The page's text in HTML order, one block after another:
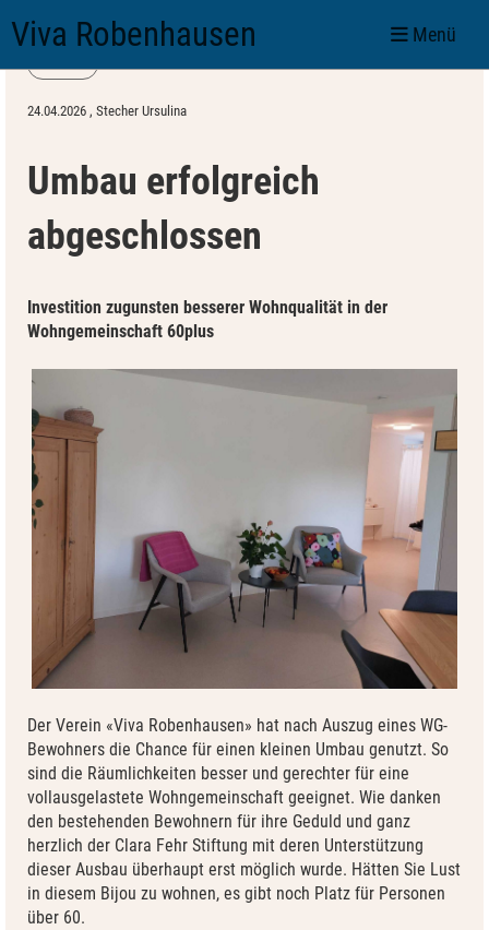
Viva Robenhausen Menü
Zurück
24.04.2026 , Stecher Ursulina
Umbau erfolgreich
abgeschlossen
Investition zugunsten besserer Wohnqualität in der
Wohngemeinschaft 60plus
Der Verein «Viva Robenhausen» hat nach Auszug eines WG-
Bewohners die Chance für einen kleinen Umbau genutzt. So
sind die Räumlichkeiten besser und gerechter für eine
vollausgelastete Wohngemeinschaft geeignet. Wie danken
den bestehenden Bewohnern für ihre Geduld und ganz
herzlich der Clara Fehr Stiftung mit deren Unterstützung
dieser Ausbau überhaupt erst möglich wurde. Hätten Sie Lust
in diesem Bijou zu wohnen, es gibt noch Platz für Personen
über 60.